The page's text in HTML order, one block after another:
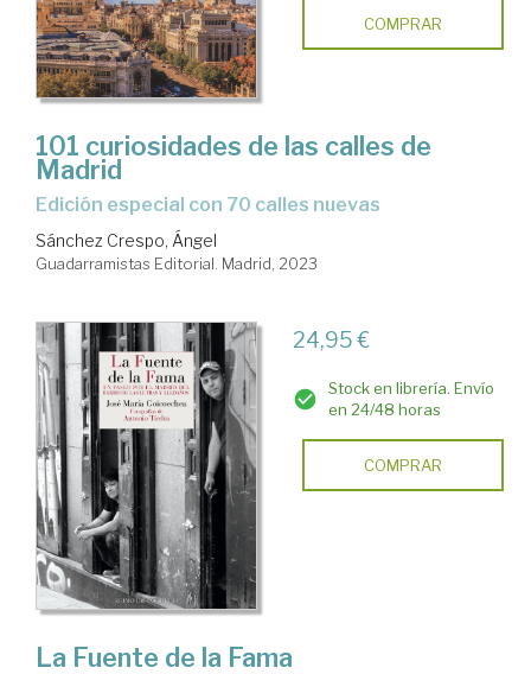
COMPRAR
101 curiosidades de las calles de
Madrid
Edición especial con 70 calles nuevas
Sánchez Crespo, Ángel
Guadarramistas Editorial. Madrid, 2023
24,95 €
Stock en librería. Envío
en 24/48 horas
COMPRAR
La Fuente de la Fama